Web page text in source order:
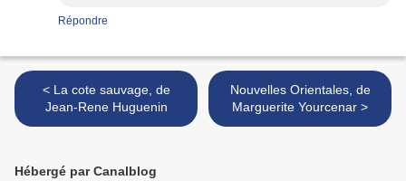
Répondre
< La cote sauvage, de
Jean-Rene Huguenin
Nouvelles Orientales, de
Marguerite Yourcenar >
Hébergé par Canalblog